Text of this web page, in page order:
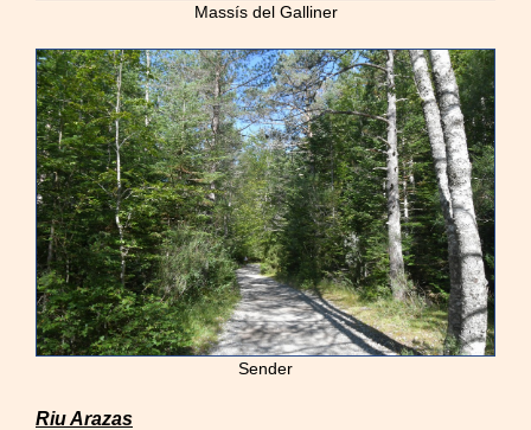
Massís del Galliner
Sender
Riu Arazas